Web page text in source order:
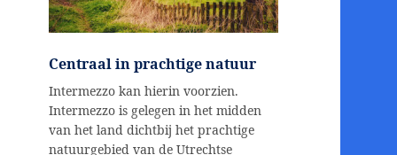
Centraal in prachtige natuur
Intermezzo kan hierin voorzien.
Intermezzo is gelegen in het midden
van het land dichtbij het prachtige
natuurgebied van de Utrechtse